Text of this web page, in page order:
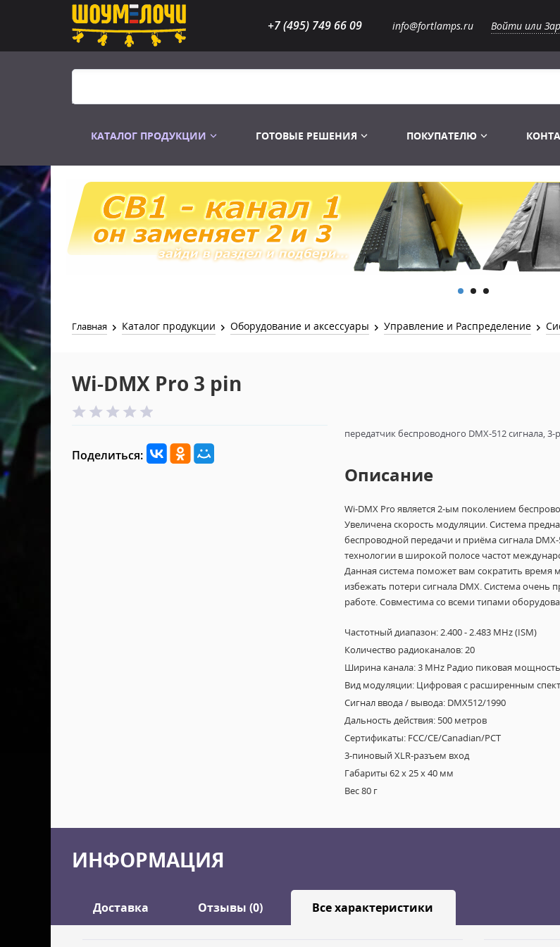
+7 (495) 749 66 09 info@fortlamps.ru Войти или
КАТАЛОГ ПРОДУКЦИИ
Распродажа
Лампы
Лампы
Лампы
Лампы-фары
Лампы для
Лампы газоразрядные
Распродажа
Перчатки
Сумки и
Распродажа
Световое
Аксессуары для
Распродажа
2х канальные
ГОТОВЫЕ РЕШЕНИЯ ПОКУПАТЕЛЮ
Главная Каталог продукции Оборудование и аксессуары Управление и Распределение
Wi-DMX Pro 3 pin
Поделиться:
передатчик беспроводного DMX-512 сигнала, 3-
Описание
Wi-DMX Pro является 2-ым поколением
Увеличена скорость модуляции. Система
беспроводной передачи и приёма сигнала
технологии в широкой полосе частот
Данная система поможет вам сократить время
избежать потери сигнала DMX. Система очень
работе. Совместима со всеми типами
Частотный диапазон: 2.400 - 2.483 MHz (ISM)
Количество радиоканалов: 20
Ширина канала: 3 MHz Радио пиковая
Вид модуляции: Цифровая с расширенным
Сигнал ввода / вывода: DMX512/1990
Дальность действия: 500 метров
Сертификаты: FCC/CE/Canadian/PCT
3-пиновый XLR-разъем вход
Габариты 62 х 25 х 40 мм
Вес 80 г
ИНФОРМАЦИЯ
Доставка Отзывы (0) Все характеристики